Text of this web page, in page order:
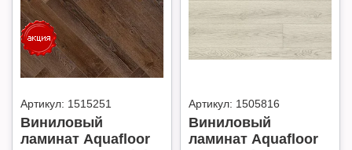
Артикул: 1515251
Виниловый
ламинат Aquafloor
Артикул: 1505816
Виниловый
ламинат Aquafloor